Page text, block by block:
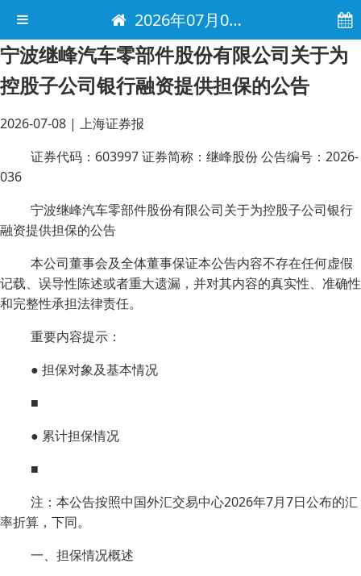
2026年07月08日 电子报
宁波继峰汽车零部件股份有限公司关于为
控股子公司银行融资提供担保的公告
2026-07-08 | 上海证券报
证券代码：603997 证券简称：继峰股份 公告编号：2026-
036
宁波继峰汽车零部件股份有限公司关于为控股子公司银行
融资提供担保的公告
本公司董事会及全体董事保证本公告内容不存在任何虚假
记载、误导性陈述或者重大遗漏，并对其内容的真实性、准确性
和完整性承担法律责任。
重要内容提示：
● 担保对象及基本情况
■
● 累计担保情况
■
注：本公告按照中国外汇交易中心2026年7月7日公布的汇
率折算，下同。
一、担保情况概述